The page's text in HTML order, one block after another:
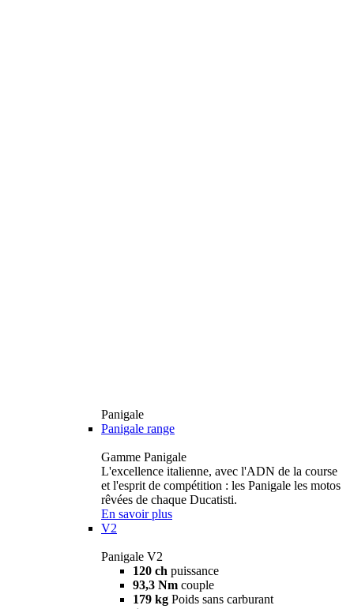
Panigale
Panigale range
Gamme Panigale
L'excellence italienne, avec l'ADN de la course
et l'esprit de compétition : les Panigale les motos
rêvées de chaque Ducatisti.
En savoir plus
V2
Panigale V2
120 ch puissance
93,3 Nm couple
179 kg Poids sans carburant